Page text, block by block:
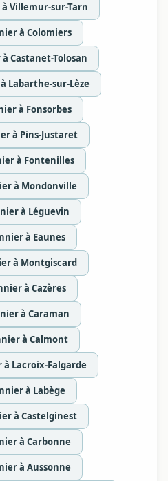
Villemur-sur-Tarn
à Colomiers
Castanet-Tolosan
Labarthe-sur-Lèze
à Fonsorbes
à Pins-Justaret
à Fontenilles
à Mondonville
à Léguevin
à Eaunes
à Montgiscard
à Cazères
à Caraman
à Calmont
à Lacroix-Falgarde
à Labège
à Castelginest
à Carbonne
à Aussonne